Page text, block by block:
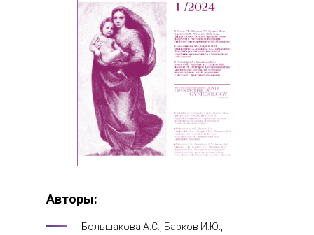
Авторы:
Большакова А.С., Барков И.Ю.,